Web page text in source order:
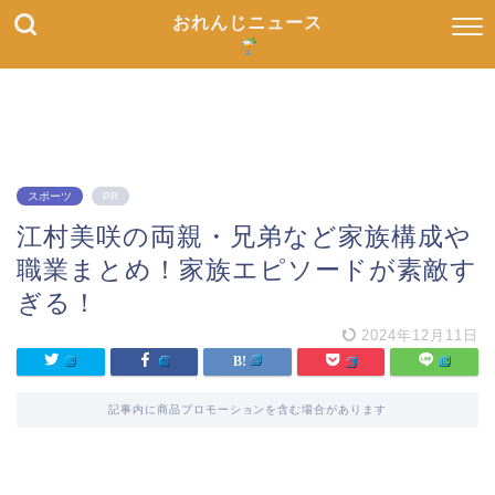
おれんじニュース
スポーツ PR
江村美咲の両親・兄弟など家族構成や
職業まとめ！家族エピソードが素敵す
ぎる！
2024年12月11日
記事内に商品プロモーションを含む場合があります